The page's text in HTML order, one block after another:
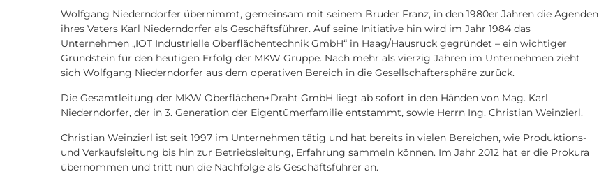
Wolfgang Niederndorfer übernimmt, gemeinsam mit seinem Bruder Franz, in den 1980er Jahren die Agenden
ihres Vaters Karl Niederndorfer als Geschäftsführer. Auf seine Initiative hin wird im Jahr 1984 das
Unternehmen „IOT Industrielle Oberflächentechnik GmbH“ in Haag/Hausruck gegründet – ein wichtiger
Grundstein für den heutigen Erfolg der MKW Gruppe. Nach mehr als vierzig Jahren im Unternehmen zieht
sich Wolfgang Niederndorfer aus dem operativen Bereich in die Gesellschaftersphäre zurück.
Die Gesamtleitung der MKW Oberflächen+Draht GmbH liegt ab sofort in den Händen von Mag. Karl
Niederndorfer, der in 3. Generation der Eigentümerfamilie entstammt, sowie Herrn Ing. Christian Weinzierl.
Christian Weinzierl ist seit 1997 im Unternehmen tätig und hat bereits in vielen Bereichen, wie Produktions-
und Verkaufsleitung bis hin zur Betriebsleitung, Erfahrung sammeln können. Im Jahr 2012 hat er die Prokura
übernommen und tritt nun die Nachfolge als Geschäftsführer an.